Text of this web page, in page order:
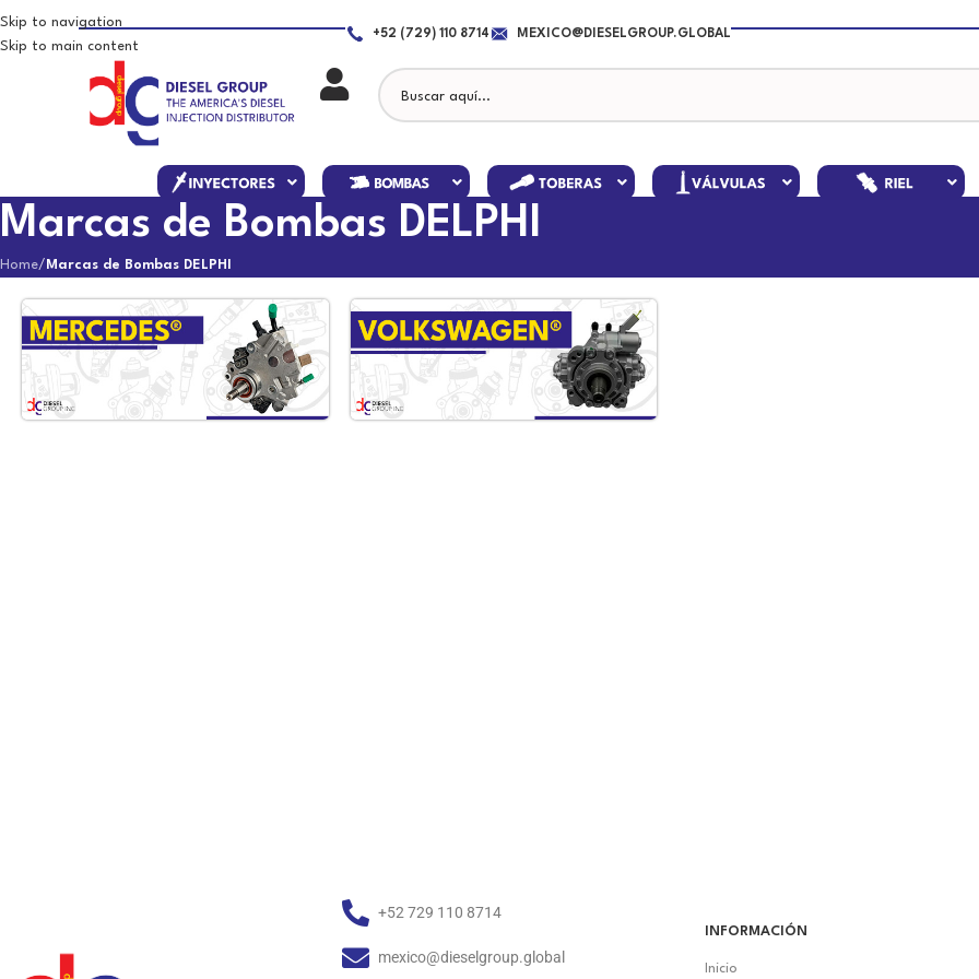
Skip to navigation
Skip to main content
+52 (729) 110 8714 MEXICO@DIESELGROUP.GLOBAL
Marcas de Bombas DELPHI
Home/ Marcas de Bombas DELPHI
+52 729 110 8714
mexico@dieselgroup.global
INFORMACIÓN
Inicio